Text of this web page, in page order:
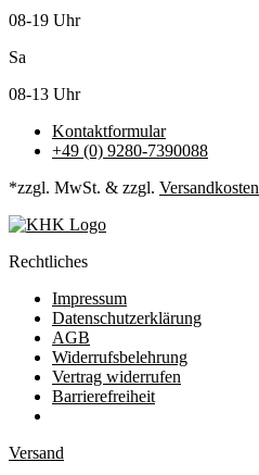
08-19 Uhr
Sa
08-13 Uhr
Kontaktformular
+49 (0) 9280-7390088
*zzgl. MwSt. & zzgl. Versandkosten
Rechtliches
Impressum
Datenschutzerklärung
AGB
Widerrufsbelehrung
Vertrag widerrufen
Barrierefreiheit
Versand